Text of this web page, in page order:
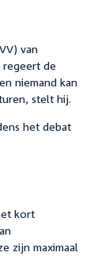
van
regeert de
niemand kan
stelt hij.
het debat
kort
zijn maximaal